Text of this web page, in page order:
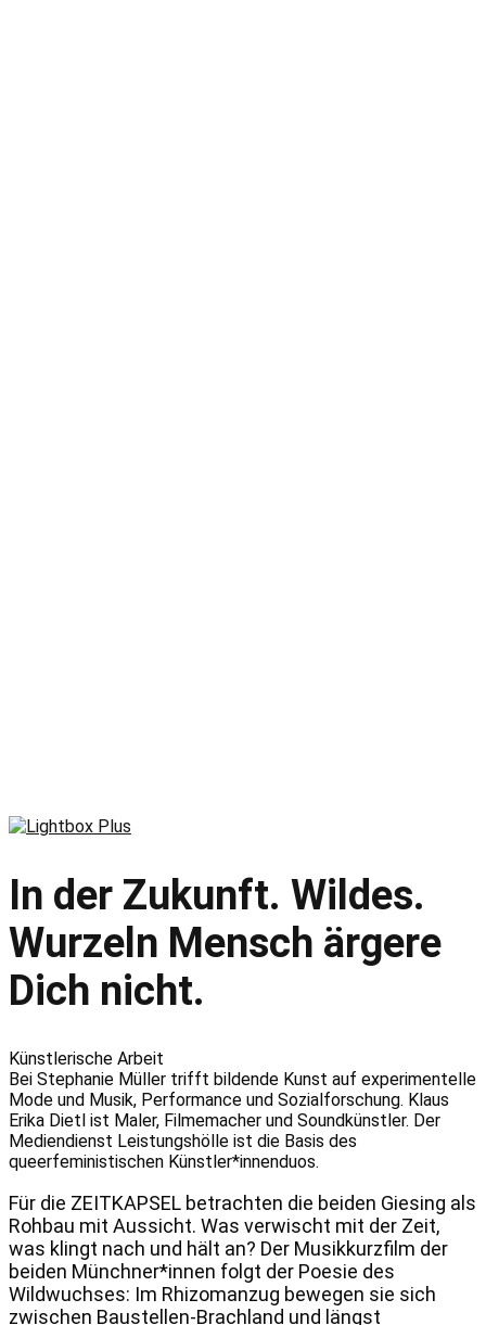
In der Zukunft. Wildes.
Wurzeln Mensch ärgere
Dich nicht.
Künstlerische Arbeit
Bei Stephanie Müller trifft bildende Kunst auf experimentelle
Mode und Musik, Performance und Sozialforschung. Klaus
Erika Dietl ist Maler, Filmemacher und Soundkünstler. Der
Mediendienst Leistungshölle ist die Basis des
queerfeministischen Künstler*innenduos.
Für die ZEITKAPSEL betrachten die beiden Giesing als
Rohbau mit Aussicht. Was verwischt mit der Zeit,
was klingt nach und hält an? Der Musikkurzfilm der
beiden Münchner*innen folgt der Poesie des
Wildwuchses: Im Rhizomanzug bewegen sie sich
zwischen Baustellen-Brachland und längst